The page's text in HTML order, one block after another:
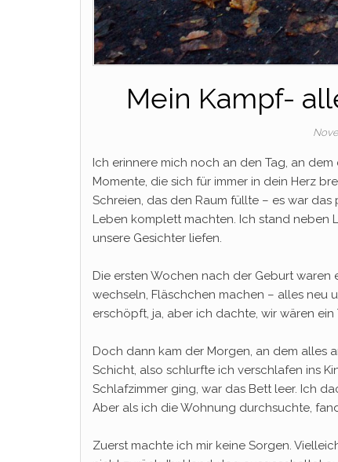
Mein Kampf-
Ich erinnere mich noch an den Tag, an
Momente, die sich für immer in dein Herz
Schreien, das den Raum füllte – es war
Leben komplett machten. Ich stand neben
unsere Gesichter liefen.
Die ersten Wochen nach der Geburt
wechseln, Fläschchen machen – alles neu
erschöpft, ja, aber ich dachte, wir wären ein
Doch dann kam der Morgen, an dem alles
Schicht, also schlurfte ich verschlafen ins
Schlafzimmer ging, war das Bett leer. Ich
Aber als ich die Wohnung durchsuchte,
Zuerst machte ich mir keine Sorgen.